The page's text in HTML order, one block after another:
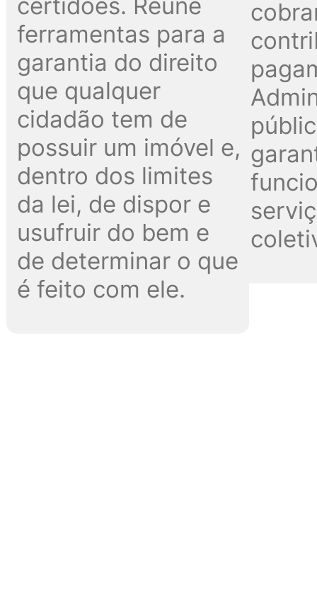
ferramentas para a
garantia do direito
que qualquer
cidadão tem de
possuir um imóvel e,
dentro dos limites
da lei, de dispor e
usufruir do bem e
de determinar o que
é feito com ele.